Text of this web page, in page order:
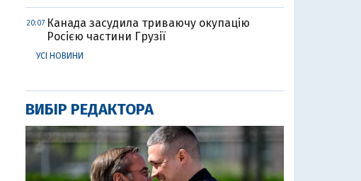
20:07 Канада засудила триваючу окупацію
Росією частини Грузії
УСІ НОВИНИ
ВИБІР РЕДАКТОРА